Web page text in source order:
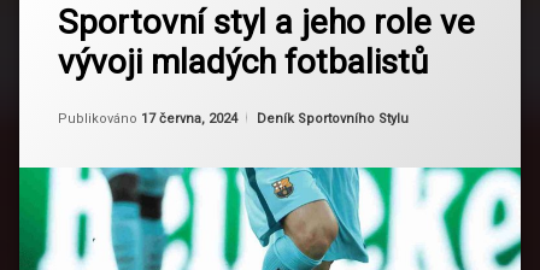
Sportovní styl a jeho role ve
vývoji mladých fotbalistů
Publikováno 17 června, 2024
Od Ruby
Kategorie:
Deník Sportovního Stylu
Fotbal
Fotbalová
strategie
Mentální
trénink
komentář
na
Sportovní
styl
jeho
vývoji
mladých
fotbalistů